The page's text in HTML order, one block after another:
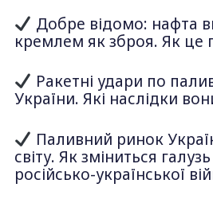
Добре відомо: нафта
кремлем як зброя. Як це
Ракетні удари по
України. Які наслідки
Паливний ринок
світу. Як зміниться
російсько-української